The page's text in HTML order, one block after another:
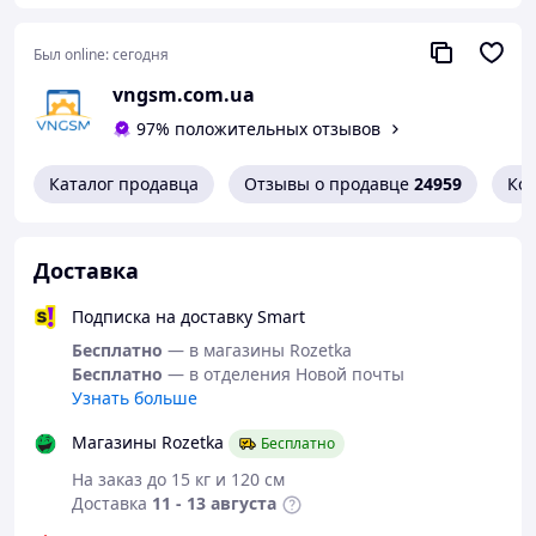
гибкость, предотвращая трещины при
Водостойкость: Идеален для использования во
влажных условиях.
Легкость удаления остатков: Излишки клея
Высокая термостойкость: Подходит для
Области применения:
Ремонт электроники: Идеален для склеивания
компонентов мобильных устройств, ноутбуков,
техники.
Рукоделие: Подходит для создания украшений,
Строительство: Используется для
интерьера.
Автомобильные работы: Подходит для
Был online:сегодня
vngsm.com.ua
97% положительных отзывов
Каталог продавца Отзывы о продавце 24959
Доставка
Подписка на доставку Smart
Бесплатно — в магазины Rozetka
Бесплатно — в отделения Новой почты
Узнать больше
Магазины Rozetka
Бесплатно
На заказ до 15 кг и 120 см
Доставка 11 - 13 августа